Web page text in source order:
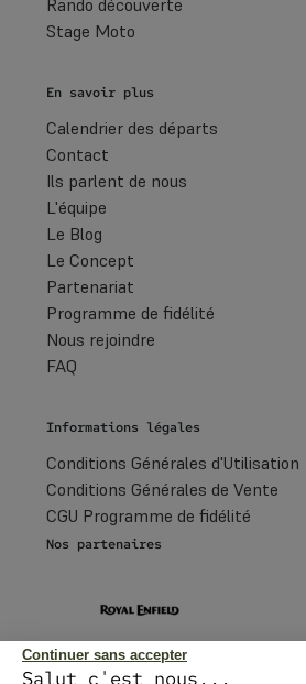
Rando découverte
Stage Moto
En savoir plus
Calendrier des départs
Contact
Ils parlent de nous
L'équipe
Le Blog
Le Concept
Partenariat
Programme de fidélité
Nous rejoindre
FAQ
Informations légales
Conditions Générales d'Utilisation
Conditions Générales de Vente
CGU Programme de fidélité
Nos partenaires
Continuer sans accepter
Salut c'est nous...